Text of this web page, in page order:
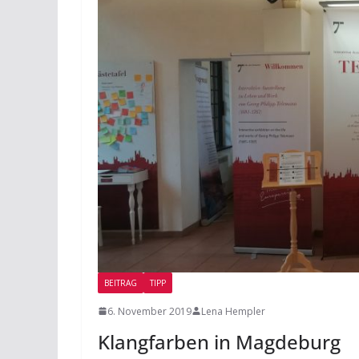
BEITRAG TIPP
6. November 2019 Lena Hempler
Klangfarben in Magdeburg